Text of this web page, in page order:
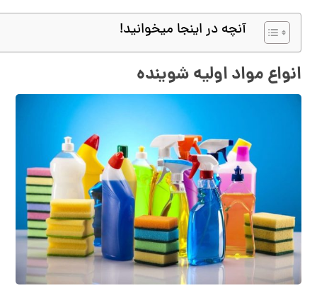
آنچه در اینجا میخوانید!
انواع مواد اولیه شوینده